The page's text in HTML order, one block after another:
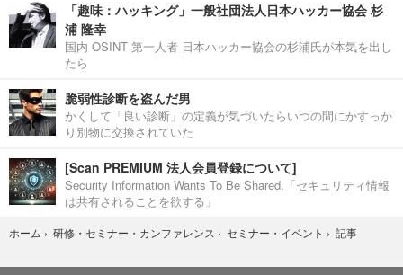
「趣味：ハッキング」一般社団法人日本ハッカー協会 杉
浦 隆幸
国内 OSINT 第一人者 日本ハッカー協会の杉浦氏が本気を出し
たら
脆弱性診断を盗んだ男
かくして「良い診断」の定義が気づいたらいつの間にかすっか
り別物に交換されていた
[Scan PREMIUM 法人会員登録について]
Security Information Wants To Be Shared.「セキュリティ情報
は共有されることを欲する」
ホーム › 研修・セミナー・カンファレンス › セミナー・イベント › 記事